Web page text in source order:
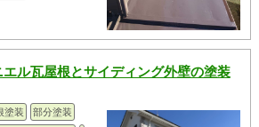
ル瓦屋根とサイディング外壁の塗装
塗装
部分塗装